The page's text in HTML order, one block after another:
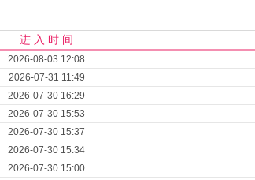
进 入 时 间
2026-08-03 12:08
2026-07-31 11:49
2026-07-30 16:29
2026-07-30 15:53
2026-07-30 15:37
2026-07-30 15:34
2026-07-30 15:00